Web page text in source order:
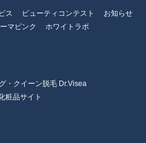
ス ビューティコンテスト
お知らせ
マピンク
ホワイトラボ
・クイーン脱毛 Dr.Visea
粧品サイト